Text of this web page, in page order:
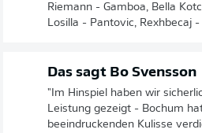
Riemann - Gamboa, Bella
Losilla - Pantovic, Rexhbecaj
Das sagt Bo Svensson
"Im Hinspiel haben wir
Leistung gezeigt - Bochum
beeindruckenden Kulisse